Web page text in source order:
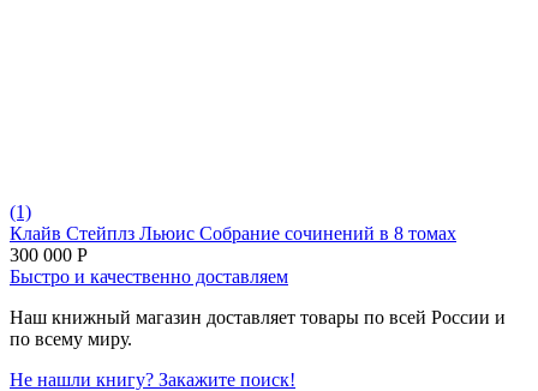
(1)
Клайв Стейплз Льюис Собрание сочинений в 8 томах
300 000 Р
Быстро и качественно доставляем
Наш книжный магазин доставляет товары по всей России и
по всему миру.
Не нашли книгу? Закажите поиск!